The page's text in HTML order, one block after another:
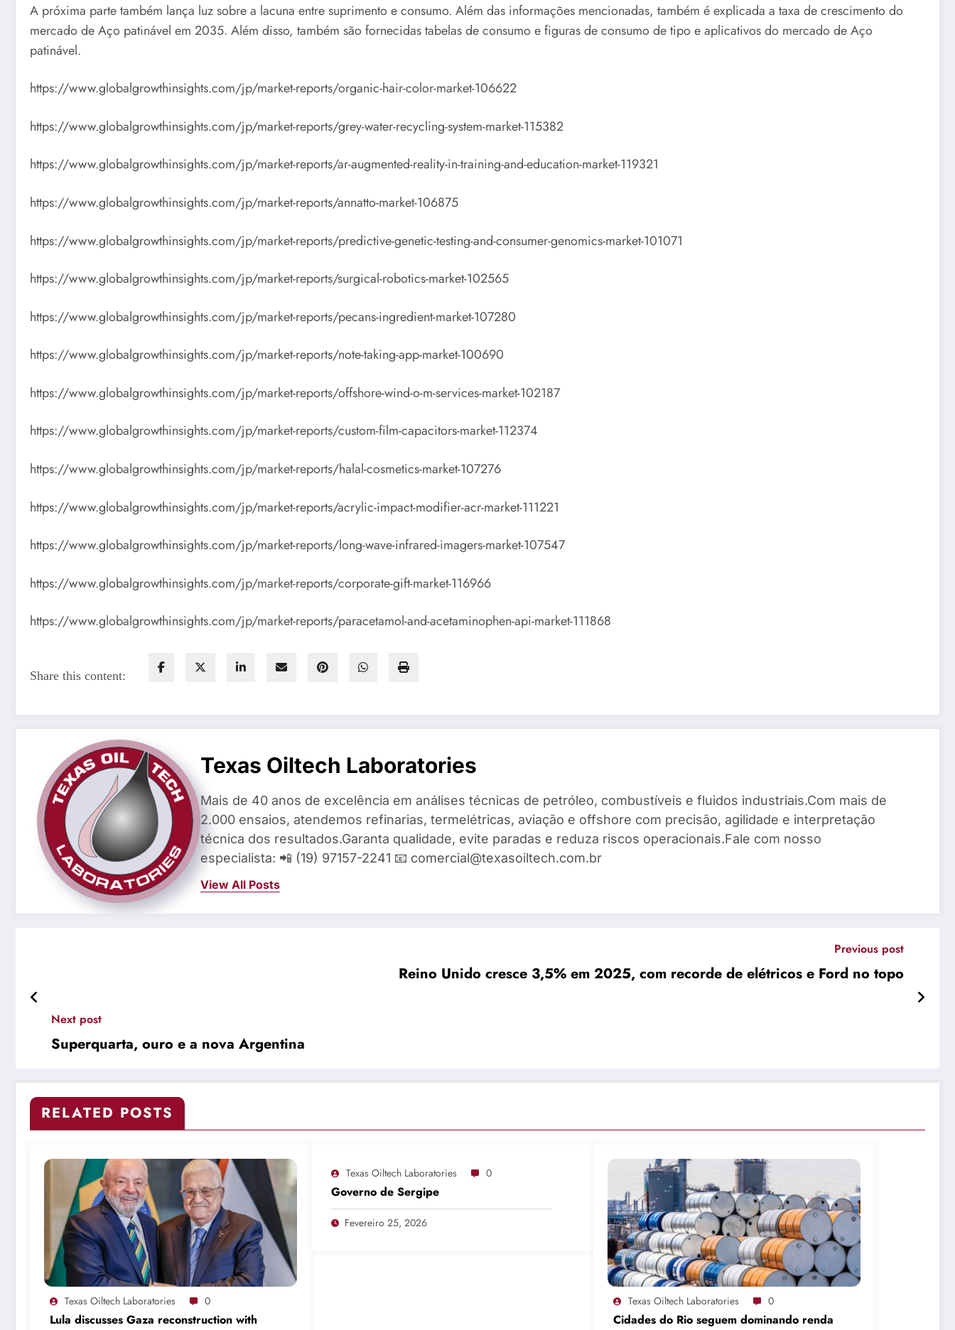
A próxima parte também lança luz sobre a lacuna entre suprimento e consumo. Além das informações mencionadas, também é explicada a taxa de crescimento do
mercado de Aço patinável em 2035. Além disso, também são fornecidas tabelas de consumo e figuras de consumo de tipo e aplicativos do mercado de Aço
patinável.
https://www.globalgrowthinsights.com/jp/market-reports/organic-hair-color-market-106622
https://www.globalgrowthinsights.com/jp/market-reports/grey-water-recycling-system-market-115382
https://www.globalgrowthinsights.com/jp/market-reports/ar-augmented-reality-in-training-and-education-market-119321
https://www.globalgrowthinsights.com/jp/market-reports/annatto-market-106875
https://www.globalgrowthinsights.com/jp/market-reports/predictive-genetic-testing-and-consumer-genomics-market-101071
https://www.globalgrowthinsights.com/jp/market-reports/surgical-robotics-market-102565
https://www.globalgrowthinsights.com/jp/market-reports/pecans-ingredient-market-107280
https://www.globalgrowthinsights.com/jp/market-reports/note-taking-app-market-100690
https://www.globalgrowthinsights.com/jp/market-reports/offshore-wind-o-m-services-market-102187
https://www.globalgrowthinsights.com/jp/market-reports/custom-film-capacitors-market-112374
https://www.globalgrowthinsights.com/jp/market-reports/halal-cosmetics-market-107276
https://www.globalgrowthinsights.com/jp/market-reports/acrylic-impact-modifier-acr-market-111221
https://www.globalgrowthinsights.com/jp/market-reports/long-wave-infrared-imagers-market-107547
https://www.globalgrowthinsights.com/jp/market-reports/corporate-gift-market-116966
https://www.globalgrowthinsights.com/jp/market-reports/paracetamol-and-acetaminophen-api-market-111868
Share this content:
Texas Oiltech Laboratories
Mais de 40 anos de excelência em análises técnicas de petróleo, combustíveis e fluidos industriais.Com mais de
2.000 ensaios, atendemos refinarias, termelétricas, aviação e offshore com precisão, agilidade e interpretação
técnica dos resultados.Garanta qualidade, evite paradas e reduza riscos operacionais.Fale com nosso
especialista: 📲 (19) 97157-2241 📧 comercial@texasoiltech.com.br
View All Posts
Previous post
Reino Unido cresce 3,5% em 2025, com recorde de elétricos e Ford no topo
Next post
Superquarta, ouro e a nova Argentina
RELATED POSTS
Texas Oiltech Laboratories 0
Lula discusses Gaza reconstruction with
Texas Oiltech Laboratories 0
Governo de Sergipe
Fevereiro 25, 2026
Texas Oiltech Laboratories 0
Cidades do Rio seguem dominando renda